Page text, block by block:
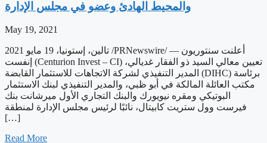
والمحيط الهادئ وعضو في مجلس الإدارة
May 19, 2021
تالين، إستونيا، 19 مايو 2021 /PRNewswire/ — أعلنت سنتوريون
إنفست (Centurion Invest – CI) تعيين معالي السيد ذو الفقار غديالي،
المدير التنفيذي لشركة الاتجاهات للاستثمار القابضة (DIHC) برئاسة
مكتب العائلة المالكة في أبو ظبي، والمدير التنفيذي لبنك الاستثمار
البوتيكي ومقره نيويورك والبنك التجاري الأول ميرشانت بنك
فيرست وول ستريت كابيتال، نائبًا لرئيس مجلس الإدارة لمنطقة
[…]
Read More